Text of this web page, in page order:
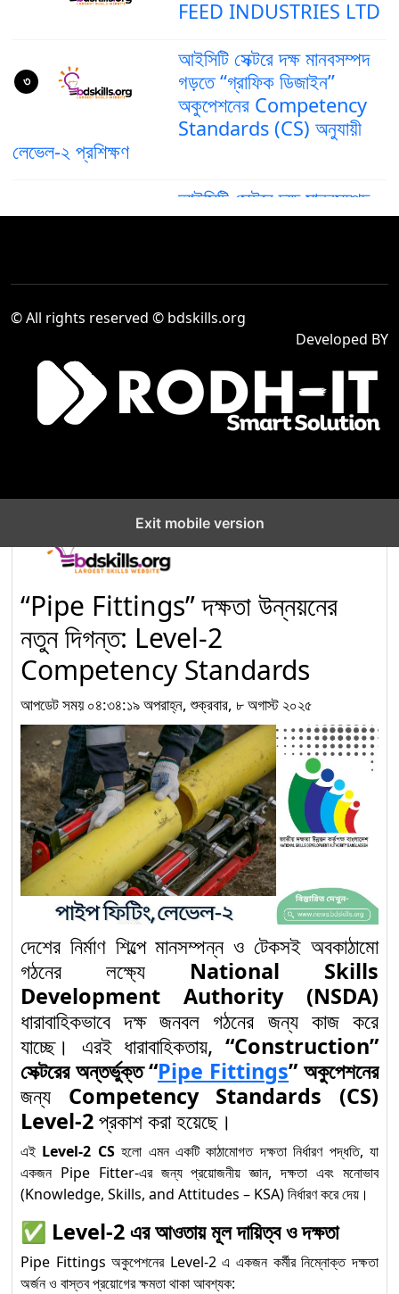
FEED INDUSTRIES LTD
আইসিটি সেক্টরে দক্ষ মানবসম্পদ
গড়তে “গ্রাফিক ডিজাইন”
অকুপেশনের Competency
Standards (CS) অনুযায়ী
লেভেল-২ প্রশিক্ষণ
৩
আইসিটি সেক্টরে দক্ষ মানবসম্পদ
গড়ে তুলতে ‘গ্রাফিক ডিজাইন’
৪
দক্ষ মানবসম্পদ তৈরিতে আইসিটি
সেক্টরে “Computer
প্রশিক্ষণের গুরুত্ব বৃদ্ধি
Venue Cashier,
Ltd.
নির্মাণ খাতে দক্ষ জনবল তৈরিতে
and Maintenance for
Construction’ অকুপেশনের
Competency Standards (CS) Level-1
নির্মাণ খাতে দক্ষ মানবসম্পদ গঠনে
‘Electrical Installation
and Maintenance for
Construction’ লেভেল-৩
কম্পিটেন্সি স্ট্যান্ডার্ডস
৮
নির্মাণ খাতে দক্ষ জনশক্তি গঠনে
“Plumbing” অকুপেশন
Level-3: Competency
Standards অনুযায়ী নতুন
৯
“Solar Electrical
System Installation
and Maintenance”
অকুপেশনে Competency
Standards অনুযায়ী Level-2
১০
Solar Electrical System
Installation and
Maintenance (Level-1) :
Competency Standards
অনুযায়ী দক্ষতা উন্নয়নের প্রথম ধাপ
১১
© All rights reserved © bdskills.org
Developed BY
Exit mobile version
“Pipe Fittings” দক্ষতা উন্নয়নের
নতুন দিগন্ত: Level-2
Competency Standards
আপডেট সময় ০৪:৩৪:১৯ অপরাহ্ন, শুক্রবার, ৮ অগাস্ট ২০২৫
দেশের নির্মাণ শিল্পে মানসম্পন্ন ও টেকসই অবকাঠামো
গঠনের লক্ষ্যে National Skills
Development Authority (NSDA)
ধারাবাহিকভাবে দক্ষ জনবল গঠনের জন্য কাজ করে
যাচ্ছে। এরই ধারাবাহিকতায়,“Construction”
সেক্টরের অন্তর্ভুক্ত “Pipe Fittings” অকুপেশনের
জন্য Competency Standards (CS)
Level-2প্রকাশ করা হয়েছে।
এই Level-2 CSহলো এমন একটি কাঠামোগত দক্ষতা নির্ধারণ পদ্ধতি, যা
একজন Pipe Fitter-এর জন্য প্রয়োজনীয় জ্ঞান, দক্ষতা এবং মনোভাব
(Knowledge, Skills, and Attitudes – KSA) নির্ধারণ করে দেয়।
✅ Level-2 এর আওতায় মূল দায়িত্ব ও দক্ষতা
Pipe Fittings অকুপেশনের Level-2 এ একজন কর্মীর নিম্নোক্ত দক্ষতা
অর্জন ও বাস্তব প্রয়োগের ক্ষমতা থাকা আবশ্যক: